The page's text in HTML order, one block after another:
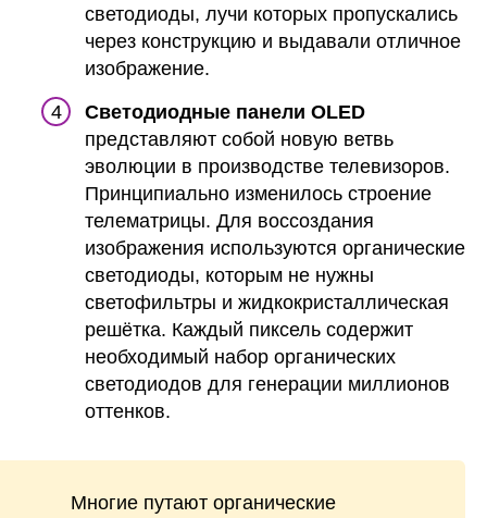
светодиоды, лучи которых пропускались
через конструкцию и выдавали отличное
изображение.
Светодиодные панели OLED
представляют собой новую ветвь
эволюции в производстве телевизоров.
Принципиально изменилось строение
телематрицы. Для воссоздания
изображения используются органические
светодиоды, которым не нужны
светофильтры и жидкокристаллическая
решётка. Каждый пиксель содержит
необходимый набор органических
светодиодов для генерации миллионов
оттенков.
Многие путают органические